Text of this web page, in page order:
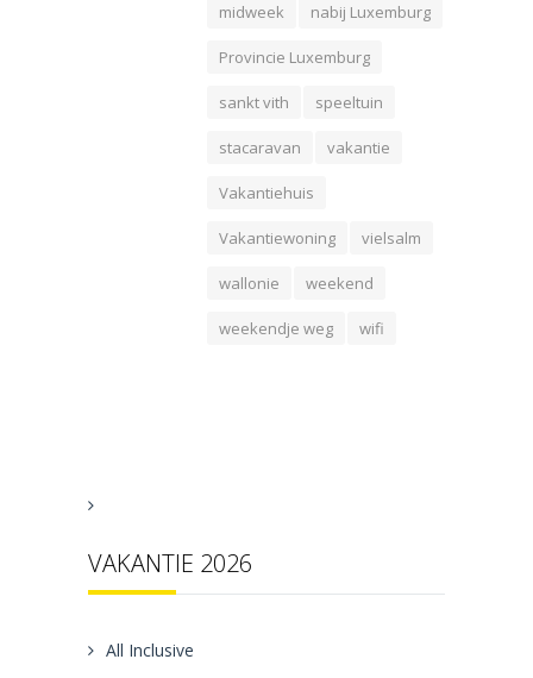
midweek nabij Luxemburg
Provincie Luxemburg
sankt vith speeltuin
stacaravan vakantie
Vakantiehuis
Vakantiewoning vielsalm
wallonie weekend
weekendje weg wifi
VAKANTIE 2026
All Inclusive